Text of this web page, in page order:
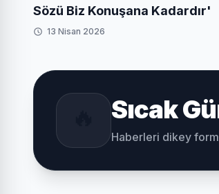
Sözü Biz Konuşana Kadardır'
13 Nisan 2026
Sıcak
Haberleri dikey